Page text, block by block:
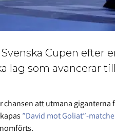
Cupen efter
lag som avancerar
att utmana giganterna
”David mot Goliat”-